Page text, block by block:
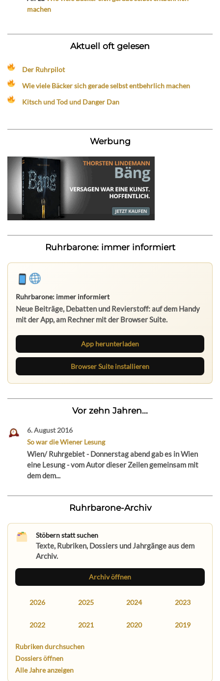
machen
Aktuell oft gelesen
Der Ruhrpilot
Wie viele Bäcker sich gerade selbst entbehrlich machen
Kitsch und Tod und Danger Dan
Werbung
Ruhrbarone: immer informiert
Ruhrbarone: immer informiert
Neue Beiträge, Debatten und Revierstoff: auf dem Handy
mit der App, am Rechner mit der Browser Suite.
App herunterladen
Browser Suite installieren
Vor zehn Jahren...
6. August 2016
So war die Wiener Lesung
Wien/ Ruhrgebiet - Donnerstag abend gab es in Wien
eine Lesung - vom Autor dieser Zeilen gemeinsam mit
dem dem...
Ruhrbarone-Archiv
Stöbern statt suchen
Texte, Rubriken, Dossiers und Jahrgänge aus dem
Archiv.
Archiv öffnen
2026 2025 2024 2023
2022 2021 2020 2019
Rubriken durchsuchen
Dossiers öffnen
Alle Jahre anzeigen